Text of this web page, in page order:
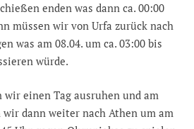
enden was dann ca. 00:00
müssen wir von Urfa zurück nach
was am 08.04. um ca. 03:00 bis
würde.
wir einen Tag ausruhen und am
wir dann weiter nach Athen um am